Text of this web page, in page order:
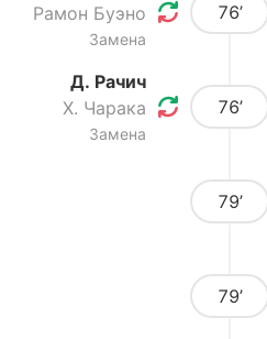
Рамон Буэно
Замена
76’
Д. Рачич
Х. Чарака
Замена
76’
79’
79’